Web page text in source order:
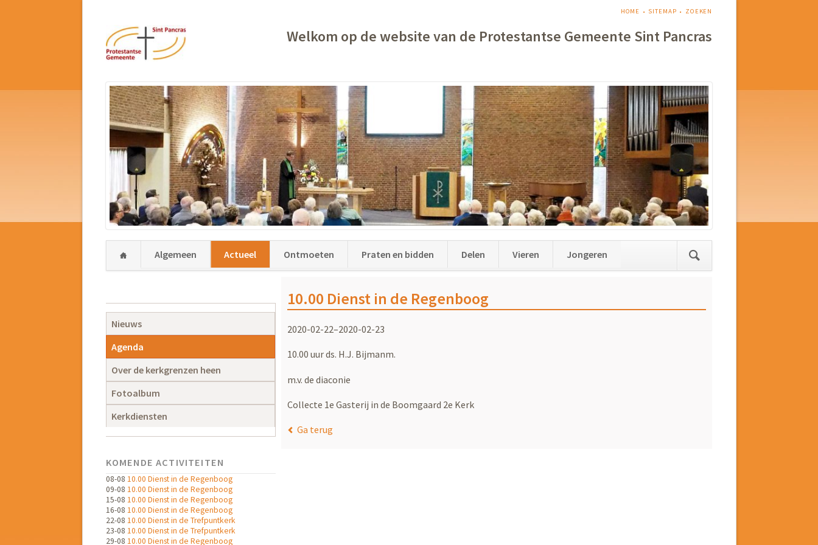
NAVIGATIE
HOME SITEMAP ZOEKEN
Welkom op de website van de Protestantse Gemeente Sint Pancras
NavigatieAlgemeen Actueel Ontmoeten Praten en bidden Delen Vieren
Jongeren
10.00 Dienst in de Regenboog
2020-02-22–2020-02-23
10.00 uur ds. H.J. Bijmanm.
m.v. de diaconie
Collecte 1e Gasterij in de Boomgaard 2e Kerk
Ga terug
Navigatie
overslaan
Nieuws
Agenda
Over de kerkgrenzen heen
Fotoalbum
Kerkdiensten
KOMENDE ACTIVITEITEN
08-08 10.00 Dienst in de Regenboog
09-08 10.00 Dienst in de Regenboog
15-08 10.00 Dienst in de Regenboog
16-08 10.00 Dienst in de Regenboog
22-08 10.00 Dienst in de Trefpuntkerk
23-08 10.00 Dienst in de Trefpuntkerk
29-08 10.00 Dienst in de Regenboog